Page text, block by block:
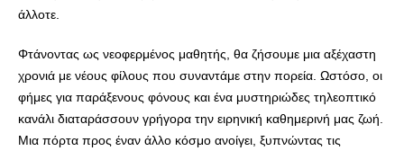
άλλοτε.
Φτάνοντας ως νεοφερμένος μαθητής, θα ζήσουμε μια αξέχαστη
χρονιά με νέους φίλους που συναντάμε στην πορεία. Ωστόσο, οι
φήμες για παράξενους φόνους και ένα μυστηριώδες τηλεοπτικό
κανάλι διαταράσσουν γρήγορα την ειρηνική καθημερινή μας ζωή.
Μια πόρτα προς έναν άλλο κόσμο ανοίγει, ξυπνώντας τις